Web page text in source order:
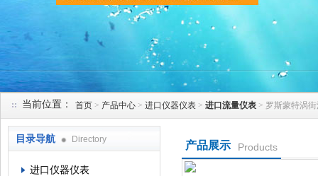
当前位置： 首页 > 产品中心 > 进口仪器仪表 > 进口流量仪表 > 罗斯蒙特涡
目录导航 Directory
进口仪器仪表
产品展示 Products